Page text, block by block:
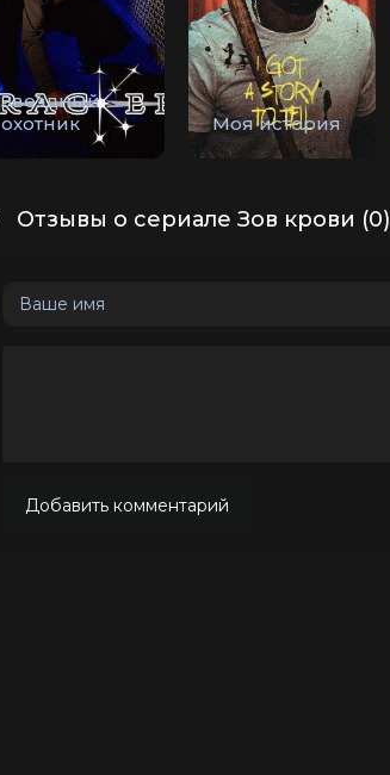
Звездный
охотник
Моя история
Отзывы о сериале Зов крови (0)
Добавить комментарий